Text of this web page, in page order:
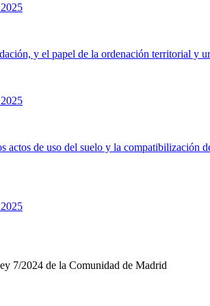
y el papel de la ordenación territorial y
de uso del suelo y la compatibilización
7/2024 de la Comunidad de Madrid